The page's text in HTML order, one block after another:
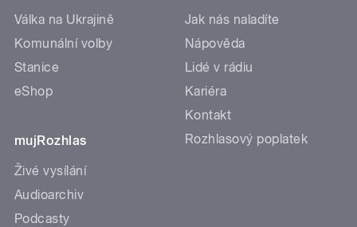
Válka na Ukrajině
Komunální volby
Stanice
eShop
mujRozhlas
Živé vysílání
Audioarchiv
Podcasty
Jak nás naladíte
Nápověda
Lidé v rádiu
Kariéra
Kontakt
Rozhlasový poplatek